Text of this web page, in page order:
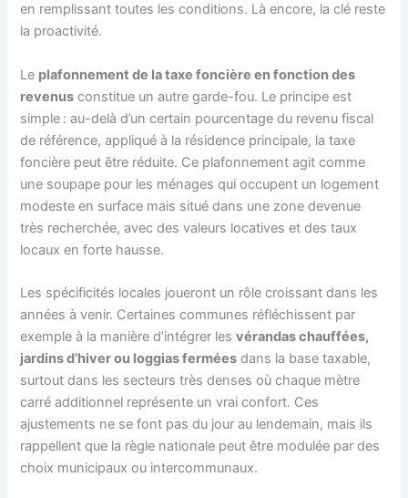
en remplissant toutes les conditions. Là encore, la clé reste
la proactivité.
Le plafonnement de la taxe foncière en fonction des
revenus constitue un autre garde-fou. Le principe est
simple : au-delà d’un certain pourcentage du revenu fiscal
de référence, appliqué à la résidence principale, la taxe
foncière peut être réduite. Ce plafonnement agit comme
une soupape pour les ménages qui occupent un logement
modeste en surface mais situé dans une zone devenue
très recherchée, avec des valeurs locatives et des taux
locaux en forte hausse.
Les spécificités locales joueront un rôle croissant dans les
années à venir. Certaines communes réfléchissent par
exemple à la manière d’intégrer lesvérandas chauffées,
jardins d’hiver ou loggias fermées dans la base taxable,
surtout dans les secteurs très denses où chaque mètre
carré additionnel représente un vrai confort. Ces
ajustements ne se font pas du jour au lendemain, mais ils
rappellent que la règle nationale peut être modulée par des
choix municipaux ou intercommunaux.